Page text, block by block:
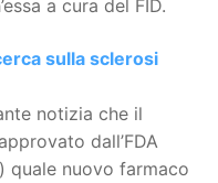
a cura del FID.
sulla sclerosi
notizia che il
dall’FDA
quale nuovo farmaco